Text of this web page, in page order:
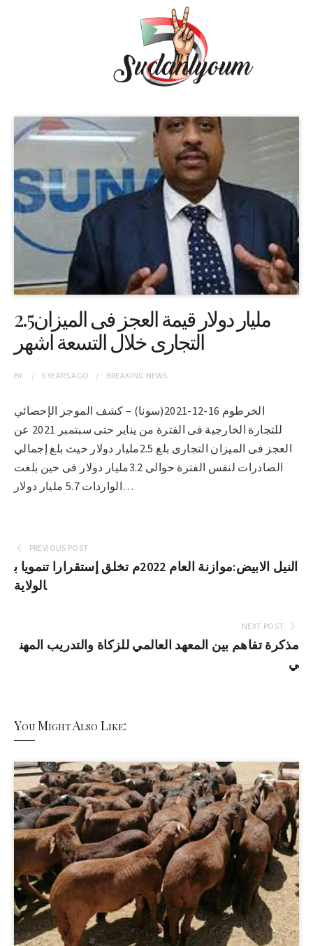
2.5مليار دولار قيمة العجز فى الميزان
التجارى خلال التسعة اشهر
BY 5 YEARSAGO BREAKING NEWS
الخرطوم 16-12-2021(سونا) – كشف الموجز الإحصائي
للتجارة الخارجية فى الفترة من يناير حتى سبتمبر 2021 عن
العجز فى الميزان التجارى بلغ 2.5مليار دولار حيث بلغ إجمالي
الصادرات لنفس الفترة حوالى 3.2مليار دولار فى حين بلغت
الواردات 5.7 مليار دولار…
PREVIOUS POST
النيل الابيض:موازنة العام 2022م تخلق إستقرارا تنمويا ب
الولاية
NEXT POST
مذكرة تفاهم بين المعهد العالمي للزكاة والتدريب المهن
ي
You Might Also Like: